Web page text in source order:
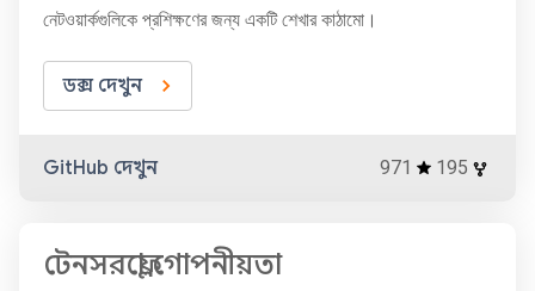
নেটওয়ার্কগুলিকে প্রশিক্ষণের জন্য একটি শেখার কাঠামো।
ডক্স দেখুন
GitHub দেখুন 971 195
টেনসরফ্লো গোপনীয়তা